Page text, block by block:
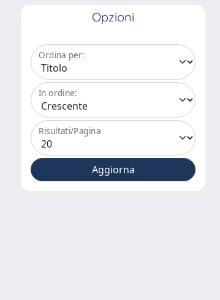
Opzioni
Ordina per:
In ordine:
Risultati/Pagina